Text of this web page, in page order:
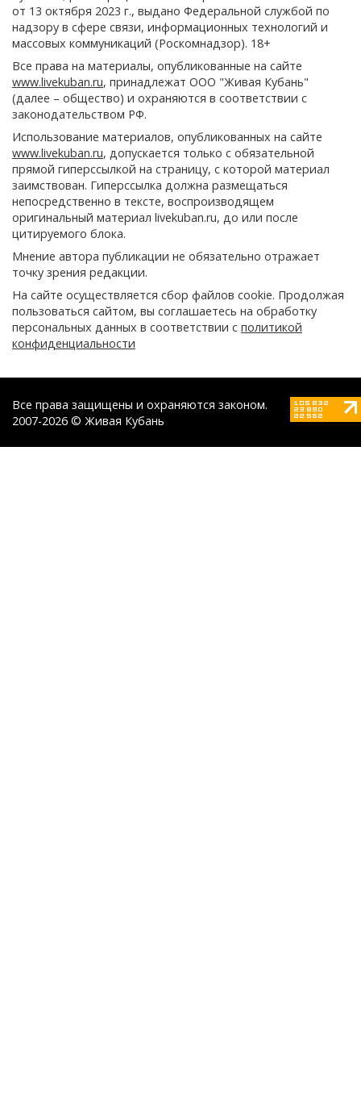
от 13 октября 2023 г., выдано Федеральной службой по
надзору в сфере связи, информационных технологий и
массовых коммуникаций (Роскомнадзор). 18+
Все права на материалы, опубликованные на сайте
www.livekuban.ru, принадлежат ООО "Живая Кубань"
(далее – общество) и охраняются в соответствии с
законодательством РФ.
Использование материалов, опубликованных на сайте
www.livekuban.ru, допускается только с обязательной
прямой гиперссылкой на страницу, с которой материал
заимствован. Гиперссылка должна размещаться
непосредственно в тексте, воспроизводящем
оригинальный материал livekuban.ru, до или после
цитируемого блока.
Мнение автора публикации не обязательно отражает
точку зрения редакции.
На сайте осуществляется сбор файлов cookie. Продолжая
пользоваться сайтом, вы соглашаетесь на обработку
персональных данных в соответствии с политикой
конфиденциальности
Все права защищены и охраняются законом.
2007-2026 © Живая Кубань